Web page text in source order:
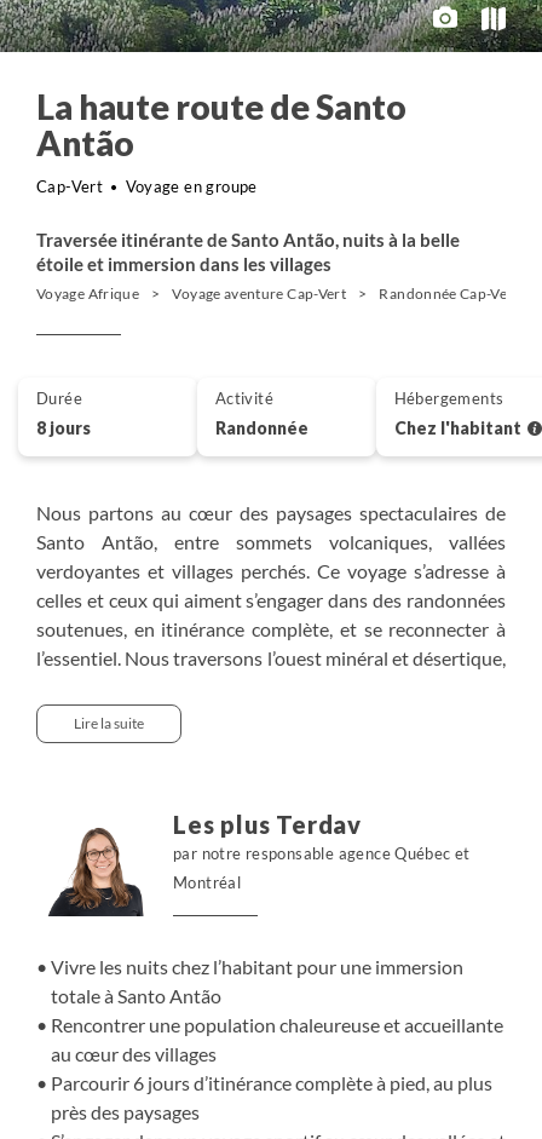
La haute route de Santo
Antão
Cap-Vert Voyage en groupe
Traversée itinérante de Santo Antão, nuits à la belle
étoile et immersion dans les villages
Voyage Afrique Voyage aventure Cap-Vert Randonnée Cap-Vert
Nous partons au cœur des paysages spectaculaires de
Santo Antão, entre sommets volcaniques, vallées
verdoyantes et villages perchés. Ce voyage s’adresse à
celles et ceux qui aiment s’engager dans des randonnées
soutenues, en itinérance complète, et se reconnecter à
l’essentiel. Nous traversons l’ouest minéral et désertique,
rejoindre l’est luxuriant, où bananiers, cannes à sucre et
cultures en terrasses s’entrelacent aux villages habités.
quotidien local. Une expérience exigeante mais unique,
qui révèle toute la richesse et la diversité de l’île.
Lire la suite
Les plus Terdav
par notre responsable agence Québec et
Montréal
Vivre les nuits chez l’habitant pour une immersion
totale à Santo Antão
Rencontrer une population chaleureuse et accueillante
au cœur des villages
Parcourir 6 jours d’itinérance complète à pied, au plus
près des paysages
Durée
8 jours
Activité
Randonnée
Hébergements
Chez l'habitant